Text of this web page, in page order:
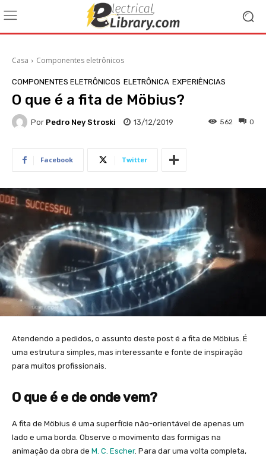
Casa Componentes eletrônicos
COMPONENTES ELETRÔNICOS ELETRÔNICA EXPERIÊNCIAS
O que é a fita de Möbius?
Por Pedro Ney Stroski 13/12/2019 0
562
Facebook Twitter
Atendendo a pedidos, o assunto deste post é a fita de Möbius. É
uma estrutura simples, mas interessante e fonte de inspiração
para muitos profissionais.
O que é e de onde vem?
A fita de Möbius é uma superfície não-orientável de apenas um
lado e uma borda. Observe o movimento das formigas na
animação da obra de M. C. Escher. Para dar uma volta completa,